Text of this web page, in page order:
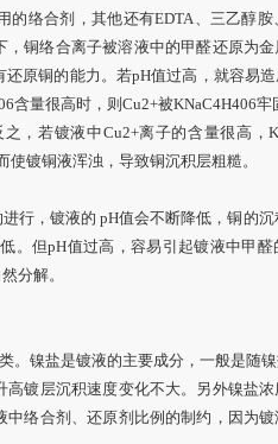
络合剂，其他还有EDTA、三乙醇
，铜络合离子被溶液中的甲醛还原为
原铜的能力。若pH值过高，就容易
含量很高时，则Cu2+被KNaC4H406
，若镀液中Cu2+离子的含量很高，
镀铜液浑浊，导致铜沉积层粗糙。
行，镀液的 pH值会不断降低，铜的沉
。但pH值过高，容易引起镀液中甲
分解。
。镍盐是镀液的主要成分，一般是随
镀层沉积速度变化不大。另外镍盐
络合剂、还原剂比例的制约，因为